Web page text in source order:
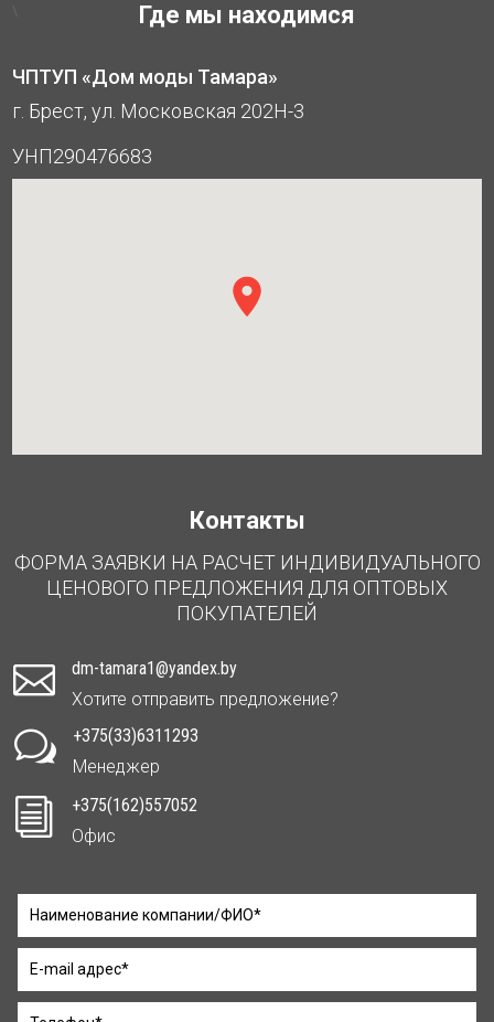
Где мы находимся
ЧПТУП «Дом моды Тамара»
г. Брест, ул. Московская 202Н-3
УНП290476683
Контакты
ФОРМА ЗАЯВКИ НА РАСЧЕТ ИНДИВИДУАЛЬНОГО
ЦЕНОВОГО ПРЕДЛОЖЕНИЯ ДЛЯ ОПТОВЫХ
ПОКУПАТЕЛЕЙ

dm-tamara1@yandex.by
Хотите отправить предложение?
w
+375(33)6311293
Менеджер
i
+375(162)557052
Офис